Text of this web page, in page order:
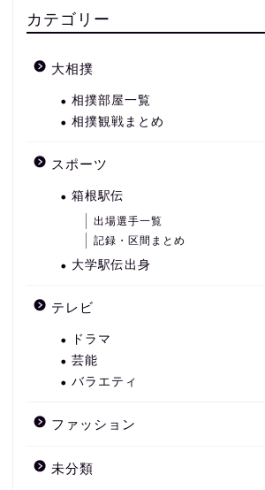
カテゴリー
大相撲
相撲部屋一覧
相撲観戦まとめ
スポーツ
箱根駅伝
出場選手一覧
記録・区間まとめ
大学駅伝出身
テレビ
ドラマ
芸能
バラエティ
ファッション
未分類